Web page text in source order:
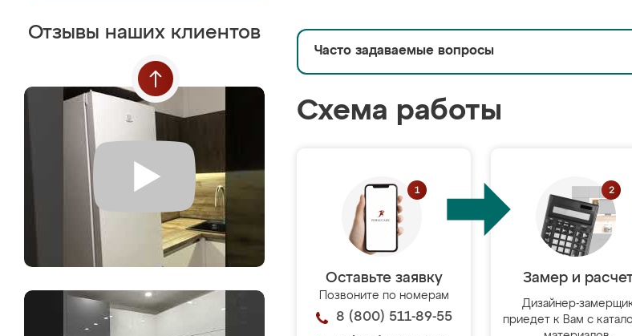
Отзывы наших клиентов
Часто задаваемые вопросы
Схема работы
Оставьте заявку
Позвоните по номерам
8 (800) 511-89-55
Замер и
Дизайнер-
приедет к Вам с